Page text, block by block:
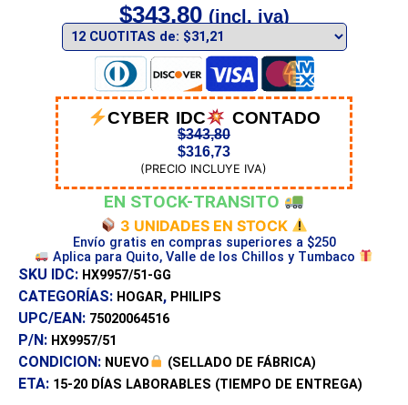
$343,80 (incl. iva)
CYBER IDC CONTADO
$343,80
$316,73
(PRECIO INCLUYE IVA)
EN STOCK-TRANSITO
3 UNIDADES EN STOCK
Envío gratis en compras superiores a $250
Aplica para Quito, Valle de los Chillos y Tumbaco
SKU IDC: HX9957/51-GG
CATEGORÍAS: HOGAR, PHILIPS
UPC/EAN: 75020064516
P/N: HX9957/51
CONDICION: NUEVO (SELLADO DE FÁBRICA)
ETA: 15-20 DÍAS LABORABLES (TIEMPO DE ENTREGA)